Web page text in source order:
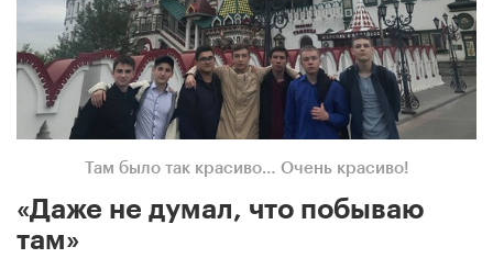
Там было так красиво… Очень красиво!
«Даже не думал, что побываю
там»